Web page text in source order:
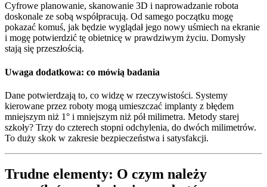
Cyfrowe planowanie, skanowanie 3D i naprowadzanie robota
doskonale ze sobą współpracują. Od samego początku mogę
pokazać komuś, jak będzie wyglądał jego nowy uśmiech na ekranie
i mogę potwierdzić tę obietnicę w prawdziwym życiu. Domysły
stają się przeszłością.
Uwaga dodatkowa: co mówią badania
Dane potwierdzają to, co widzę w rzeczywistości. Systemy
kierowane przez roboty mogą umieszczać implanty z błędem
mniejszym niż 1° i mniejszym niż pół milimetra. Metody starej
szkoły? Trzy do czterech stopni odchylenia, do dwóch milimetrów.
To duży skok w zakresie bezpieczeństwa i satysfakcji.
Trudne elementy: O czym należy